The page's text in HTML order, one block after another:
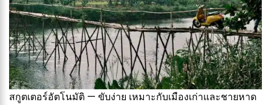
สกูตเตอร์อัตโนมัติ — ขับง่าย เหมาะกับเมืองเก่าและชายหาด